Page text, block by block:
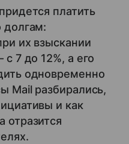
платить
долгам:
их взыскании
7 до 12%, а его
одновременно
Mail разбирались,
и как
отразится